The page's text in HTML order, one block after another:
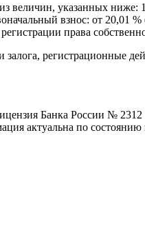
величин, указанных
взнос: от
права
регистрационные
Банка России № 2312
актуальна по